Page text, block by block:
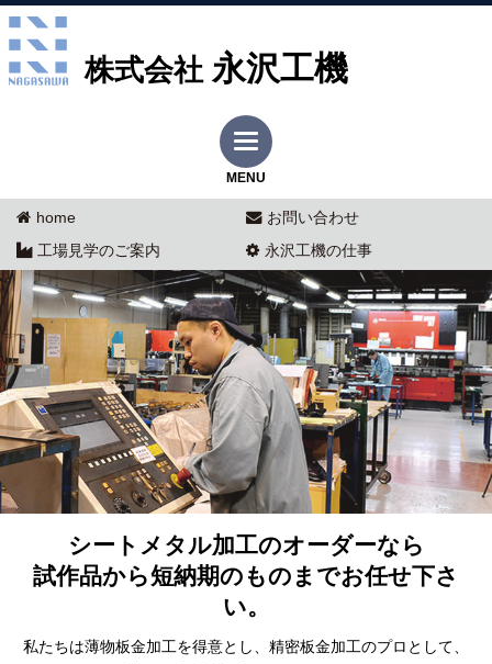
株式会社 永沢工機
MENU
home
お問い合わせ
工場見学のご案内
永沢工機の仕事
シートメタル加工のオーダーなら
試作品から短納期のものまでお任せ下さ
い。
私たちは薄物板金加工を得意とし、精密板金加工のプロとして、